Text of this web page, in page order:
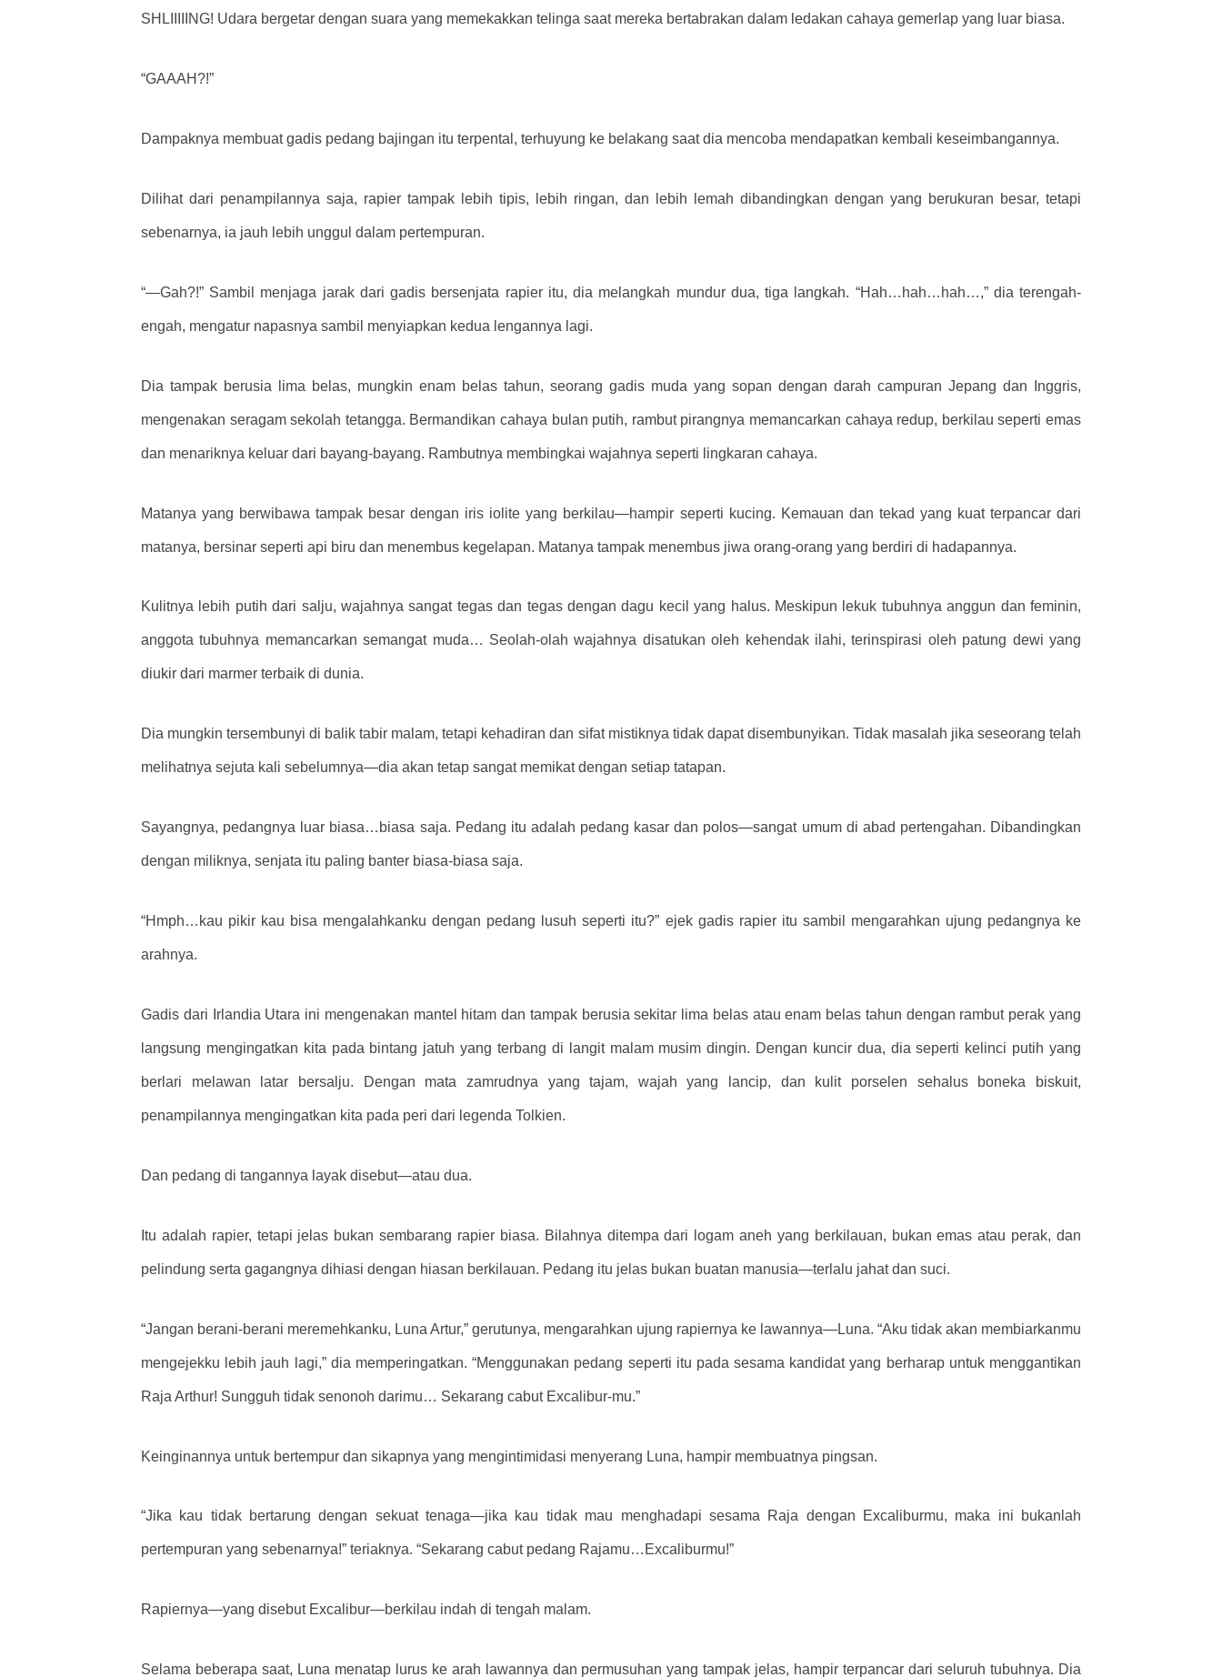
SHLIIIIING! Udara bergetar dengan suara yang memekakkan telinga saat mereka bertabrakan dalam ledakan cahaya gemerlap yang luar biasa.
“GAAAH?!”
Dampaknya membuat gadis pedang bajingan itu terpental, terhuyung ke belakang saat dia mencoba mendapatkan kembali keseimbangannya.
Dilihat dari penampilannya saja, rapier tampak lebih tipis, lebih ringan, dan lebih lemah dibandingkan dengan yang berukuran besar, tetapi
sebenarnya, ia jauh lebih unggul dalam pertempuran.
“—Gah?!” Sambil menjaga jarak dari gadis bersenjata rapier itu, dia melangkah mundur dua, tiga langkah. “Hah…hah…hah…,” dia terengah-
engah, mengatur napasnya sambil menyiapkan kedua lengannya lagi.
Dia tampak berusia lima belas, mungkin enam belas tahun, seorang gadis muda yang sopan dengan darah campuran Jepang dan Inggris,
mengenakan seragam sekolah tetangga. Bermandikan cahaya bulan putih, rambut pirangnya memancarkan cahaya redup, berkilau seperti emas
dan menariknya keluar dari bayang-bayang. Rambutnya membingkai wajahnya seperti lingkaran cahaya.
Matanya yang berwibawa tampak besar dengan iris iolite yang berkilau—hampir seperti kucing. Kemauan dan tekad yang kuat terpancar dari
matanya, bersinar seperti api biru dan menembus kegelapan. Matanya tampak menembus jiwa orang-orang yang berdiri di hadapannya.
Kulitnya lebih putih dari salju, wajahnya sangat tegas dan tegas dengan dagu kecil yang halus. Meskipun lekuk tubuhnya anggun dan feminin,
anggota tubuhnya memancarkan semangat muda… Seolah-olah wajahnya disatukan oleh kehendak ilahi, terinspirasi oleh patung dewi yang
diukir dari marmer terbaik di dunia.
Dia mungkin tersembunyi di balik tabir malam, tetapi kehadiran dan sifat mistiknya tidak dapat disembunyikan. Tidak masalah jika seseorang telah
melihatnya sejuta kali sebelumnya—dia akan tetap sangat memikat dengan setiap tatapan.
Sayangnya, pedangnya luar biasa…biasa saja. Pedang itu adalah pedang kasar dan polos—sangat umum di abad pertengahan. Dibandingkan
dengan miliknya, senjata itu paling banter biasa-biasa saja.
“Hmph…kau pikir kau bisa mengalahkanku dengan pedang lusuh seperti itu?” ejek gadis rapier itu sambil mengarahkan ujung pedangnya ke
arahnya.
Gadis dari Irlandia Utara ini mengenakan mantel hitam dan tampak berusia sekitar lima belas atau enam belas tahun dengan rambut perak yang
langsung mengingatkan kita pada bintang jatuh yang terbang di langit malam musim dingin. Dengan kuncir dua, dia seperti kelinci putih yang
berlari melawan latar bersalju. Dengan mata zamrudnya yang tajam, wajah yang lancip, dan kulit porselen sehalus boneka biskuit,
penampilannya mengingatkan kita pada peri dari legenda Tolkien.
Dan pedang di tangannya layak disebut—atau dua.
Itu adalah rapier, tetapi jelas bukan sembarang rapier biasa. Bilahnya ditempa dari logam aneh yang berkilauan, bukan emas atau perak, dan
pelindung serta gagangnya dihiasi dengan hiasan berkilauan. Pedang itu jelas bukan buatan manusia—terlalu jahat dan suci.
“Jangan berani-berani meremehkanku, Luna Artur,” gerutunya, mengarahkan ujung rapiernya ke lawannya—Luna. “Aku tidak akan membiarkanmu
mengejekku lebih jauh lagi,” dia memperingatkan. “Menggunakan pedang seperti itu pada sesama kandidat yang berharap untuk menggantikan
Raja Arthur! Sungguh tidak senonoh darimu… Sekarang cabut Excalibur-mu.”
Keinginannya untuk bertempur dan sikapnya yang mengintimidasi menyerang Luna, hampir membuatnya pingsan.
“Jika kau tidak bertarung dengan sekuat tenaga—jika kau tidak mau menghadapi sesama Raja dengan Excaliburmu, maka ini bukanlah
pertempuran yang sebenarnya!” teriaknya. “Sekarang cabut pedang Rajamu…Excaliburmu!”
Rapiernya—yang disebut Excalibur—berkilau indah di tengah malam.
Selama beberapa saat, Luna menatap lurus ke arah lawannya dan permusuhan yang tampak jelas, hampir terpancar dari seluruh tubuhnya. Dia